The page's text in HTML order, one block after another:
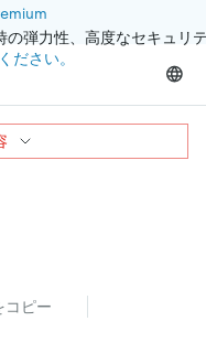
弾力性、高度なセキュリ
ださい。
コピー